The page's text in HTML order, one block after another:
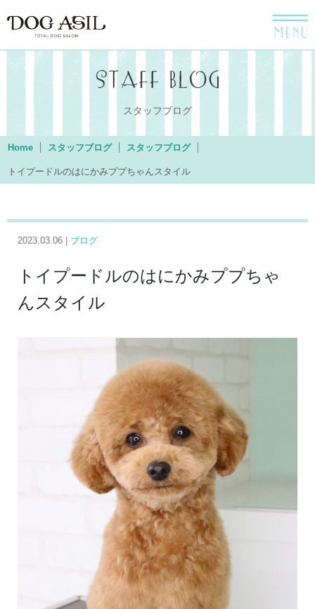
menu
スタッフブログ
Home スタッフブログ スタッフブログ
トイプードルのはにかみププちゃんスタイル
2023.03.06 | ブログ
トイプードルのはにかみププちゃ
んスタイル